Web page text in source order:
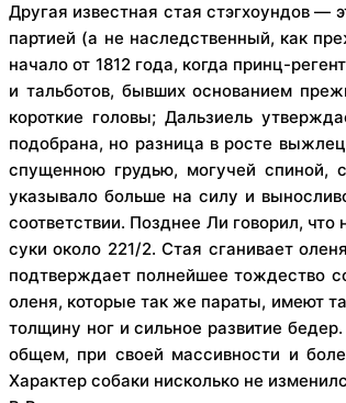
Другая известная стая стэгхоундов —
партией (а не наследственный, как
начало от 1812 года, когда принц-
и тальботов, бывших основанием
короткие головы; Дальзиель
подобрана, но разница в росте
спущенною грудью, могучей спиной,
указывало больше на силу и
соответствии. Позднее Ли говорил,
суки около 221/2. Стая сганивает
подтверждает полнейшее тождество
оленя, которые так же параты, имеют
толщину ног и сильное развитие
общем, при своей массивности и
Характер собаки нисколько не